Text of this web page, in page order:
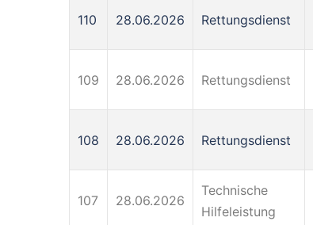
110 28.06.2026 Rettungsdienst
109 28.06.2026 Rettungsdienst
108 28.06.2026 Rettungsdienst
107 28.06.2026
Technische
Hilfeleistung